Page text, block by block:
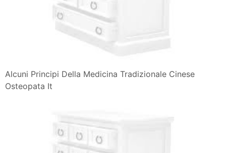
Alcuni Principi Della Medicina Tradizionale Cinese
Osteopata It